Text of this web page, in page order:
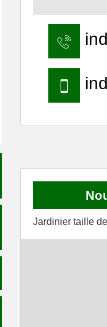
Jardinier taille